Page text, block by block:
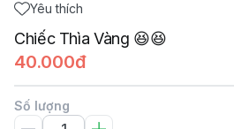
Yêu thích
Chiếc Thìa Vàng 😆😆
40.000đ
Số lượng